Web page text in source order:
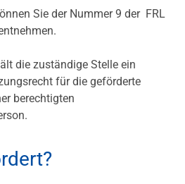
Sie der Nummer 9 der FRL
die zuständige Stelle ein
für die geförderte
berechtigten